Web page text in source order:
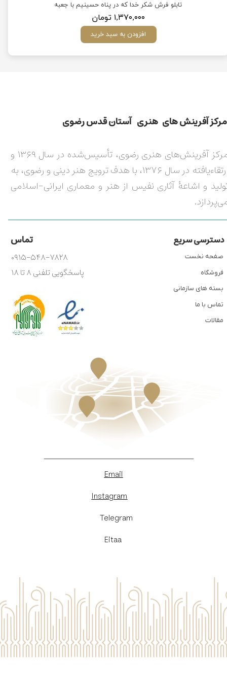
تابلو فرش شکر خدا که در پناه حسینیم با جعبه
۱,۳۷۰,۰۰۰ تومان
افزودن به سبد خرید
مركز آفرينش های هنری آستان قدس رضوی​​​​​​​​​​​​​​
مرکز آفرینش‌های هنری رضوی، تأسیس‌شده در سال ۱۳۶۹ و
ارتقاءیافته در سال ۱۳۷۶، با هدف ترویج هنر دینی و رضوی، به
و اشاعۀ آثاری نفیس از هنر و معماری ایرانی-اسلامی
دسترسی سریع تماس
۰۹۱۵-۵۴۸-۷۸۲۸
پاسخگویی تلفنی ۸ تا ۱۸
صفحه نخست
فروشگاه
بسته های سازمانی
تماس با ما
مقالات
Email
Instagram
​Telegram
Eitaa